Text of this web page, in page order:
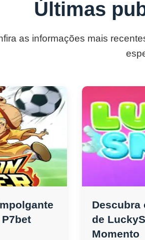
Últimas
as informações mais
Descubra
de
Momento